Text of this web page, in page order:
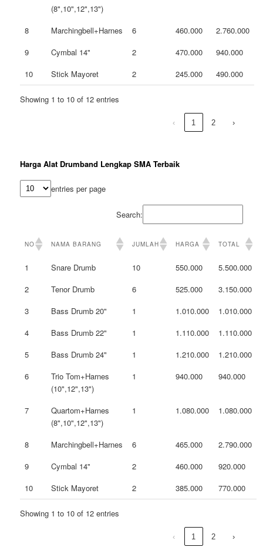
(8",10",12",13")
8 Marchingbell+Harnes 6 460.000
2.760.000
9
Cymbal 14" 2 470.000
940.000
10
Stick Mayoret 2 245.000 490.000
Showing 1 to 10 of 12 entries
‹ 1 2 ›
Harga Alat Drumband Lengkap SMA Terbaik
entries per page
Search:
NO NAMA BARANG JUMLAH HARGA TOTAL
1 Snare Drumb 10 550.000
5.500.000
2
Tenor Drumb 6 525.000
3.150.000
3
Bass Drumb 20" 1 1.010.000
1.010.000
4
Bass Drumb 22" 1 1.110.000
1.110.000
5
Bass Drumb 24" 1 1.210.000
1.210.000
6
Trio Tom+Harnes
(10",12",13")
1 940.000 940.000
7
Quartom+Harnes
(8",10",12",13")
1 1.080.000 1.080.000
8 Marchingbell+Harnes 6 465.000
2.790.000
9
Cymbal 14" 2 460.000
920.000
10
Stick Mayoret 2 385.000 770.000
Showing 1 to 10 of 12 entries
‹ 1 2 ›